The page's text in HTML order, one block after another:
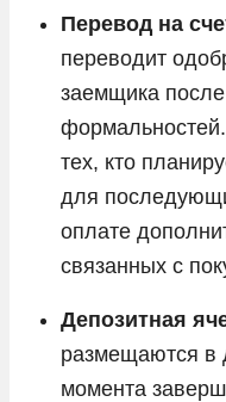
Перевод на
переводит
заемщика
тех, кто
для
оплате
связанных с
Депозитная
размещаются в
момента